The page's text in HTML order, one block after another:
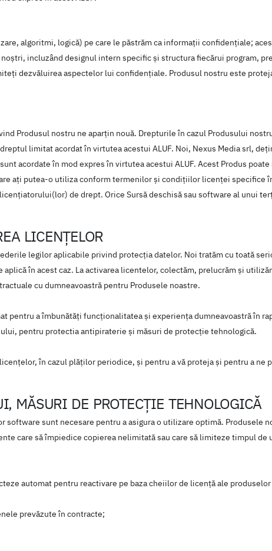
algoritmi, logică) pe care le păstrăm ca informații confidențiale;
incluzând designul intern specific și structura fiecărui program,
dezvăluirea aspectelor lui confidențiale. Produsul nostru este
Produsul nostru ne aparțin nouă. Drepturile în cazul Produsului
limitat acordat în virtutea acestui ALUF. Noi, Nexus Media srl,
acordate în mod expres în virtutea acestui ALUF. Acest Produs
ați putea-o utiliza conform termenilor și condițiilor licenței specifice
de drept. Orice Sursă deschisă sau software al unui
LICENŢELOR
legilor aplicabile privind protecția datelor. Noi tratăm cu toată
în acest caz. La activarea licentelor, colectăm, prelucrăm și
cu dumneavoastră pentru Produsele noastre.
pentru a îmbunătăți funcționalitatea și experiența dumneavoastră în
pentru protectia antipiraterie şi măsuri de protecţie tehnologică.
în cazul plăţilor periodice, şi pentru a vă proteja şi pentru a
MĂSURI DE PROTECŢIE TEHNOLOGICĂ
sunt necesare pentru a asigura o utilizare optimă. Produsele
care să împiedice copierea nelimitată sau care să limiteze timpul de
automat pentru reactivare pe baza cheiilor de licenţă ale
prevăzute în contracte;